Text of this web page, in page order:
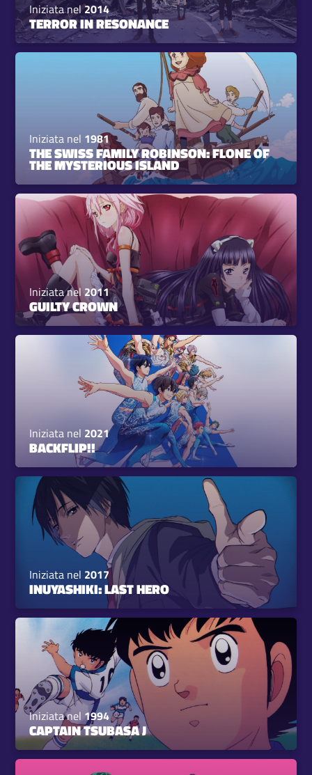
Iniziata nel2014
TERROR IN RESONANCE
Iniziata nel 1981
THE SWISS FAMILY ROBINSON: FLONE OF
THE MYSTERIOUS ISLAND
Iniziata nel2011
GUILTY CROWN
Iniziata nel 2021
BACKFLIP!!
Iniziata nel 2017
INUYASHIKI: LAST HERO
Iniziata nel1994
CAPTAIN TSUBASA J